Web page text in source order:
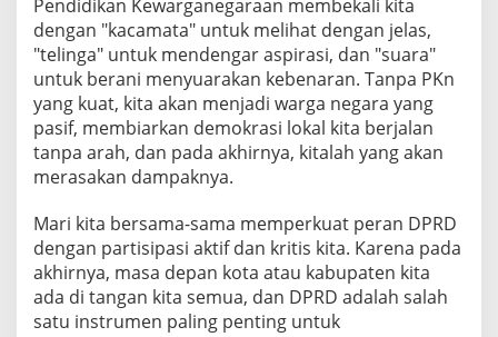
Pendidikan Kewarganegaraan membekali kita
dengan "kacamata" untuk melihat dengan jelas,
"telinga" untuk mendengar aspirasi, dan "suara"
untuk berani menyuarakan kebenaran. Tanpa PKn
yang kuat, kita akan menjadi warga negara yang
pasif, membiarkan demokrasi lokal kita berjalan
tanpa arah, dan pada akhirnya, kitalah yang akan
merasakan dampaknya.
Mari kita bersama-sama memperkuat peran DPRD
dengan partisipasi aktif dan kritis kita. Karena pada
akhirnya, masa depan kota atau kabupaten kita
ada di tangan kita semua, dan DPRD adalah salah
satu instrumen paling penting untuk